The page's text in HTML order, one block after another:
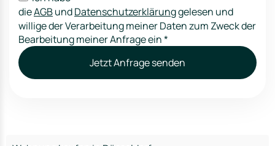
dieAGBundDatenschutzerklärunggelesen und
willige der Verarbeitung meiner Daten zum Zweck der
Bearbeitung meiner Anfrage ein*
Jetzt Anfrage senden